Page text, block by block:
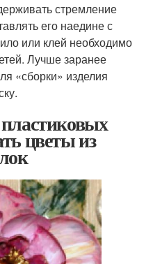
стремление
его наедине с
или клей необходимо
Лучше заранее
«сборки» изделия
цветы из